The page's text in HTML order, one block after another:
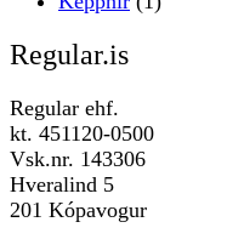
Regular.is
Regular ehf.
kt. 451120-0500
Vsk.nr. 143306
Hveralind 5
201 Kópavogur